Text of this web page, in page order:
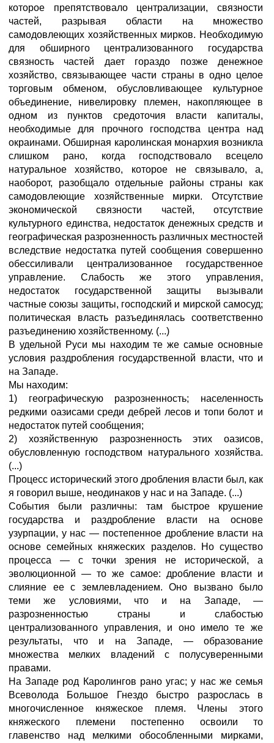
которое препятствовало централизации, связности
частей, разрывая области на множество
самодовлеющих хозяйственных мирков. Необходимую
для обширного централизованного государства
связность частей дает гораздо позже денежное
хозяйство, связывающее части страны в одно целое
торговым обменом, обусловливающее культурное
объединение, нивелировку племен, накопляющее в
одном из пунктов средоточия власти капиталы,
необходимые для прочного господства центра над
окраинами. Обширная каролинская монархия возникла
слишком рано, когда господствовало всецело
натуральное хозяйство, которое не связывало, а,
наоборот, разобщало отдельные районы страны как
самодовлеющие хозяйственные мирки. Отсутствие
экономической связности частей, отсутствие
культурного единства, недостаток денежных средств и
географическая разрозненность различных местностей
вследствие недостатка путей сообщения совершенно
обессиливали централизованное государственное
управление. Слабость же этого управления,
недостаток государственной защиты вызывали
частные союзы защиты, господский и мирской самосуд;
политическая власть разъединялась соответственно
разъединению хозяйственному. (...)
В удельной Руси мы находим те же самые основные
условия раздробления государственной власти, что и
на Западе.
Мы находим:
1) географическую разрозненность; населенность
редкими оазисами среди дебрей лесов и топи болот и
недостаток путей сообщения;
2) хозяйственную разрозненность этих оазисов,
обусловленную господством натурального хозяйства.
(...)
Процесс исторический этого дробления власти был, как
я говорил выше, неодинаков у нас и на Западе. (...)
События были различны: там быстрое крушение
государства и раздробление власти на основе
узурпации, у нас — постепенное дробление власти на
основе семейных княжеских разделов. Но существо
процесса — с точки зрения не исторической, а
эволюционной — то же самое: дробление власти и
слияние ее с землевладением. Оно вызвано было
теми же условиями, что и на Западе, —
разрозненностью страны и слабостью
централизованного управления, и оно имело те же
результаты, что и на Западе, — образование
множества мелких владений с полусуверенными
правами.
На Западе род Каролингов рано угас; у нас же семья
Всеволода Большое Гнездо быстро разрослась в
многочисленное княжеское племя. Члены этого
княжеского племени постепенно освоили то
главенство над мелкими обособленными мирками,